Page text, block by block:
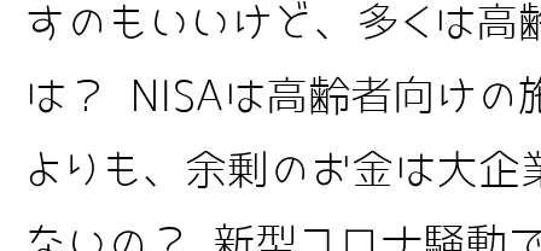
すのもいいけど、多くは高
は？ NISAは高齢者向けの
よりも、余剰のお金は大企